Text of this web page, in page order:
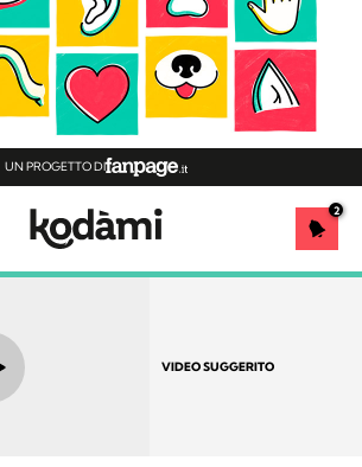
UN PROGETTO DI
2
VIDEO SUGGERITO